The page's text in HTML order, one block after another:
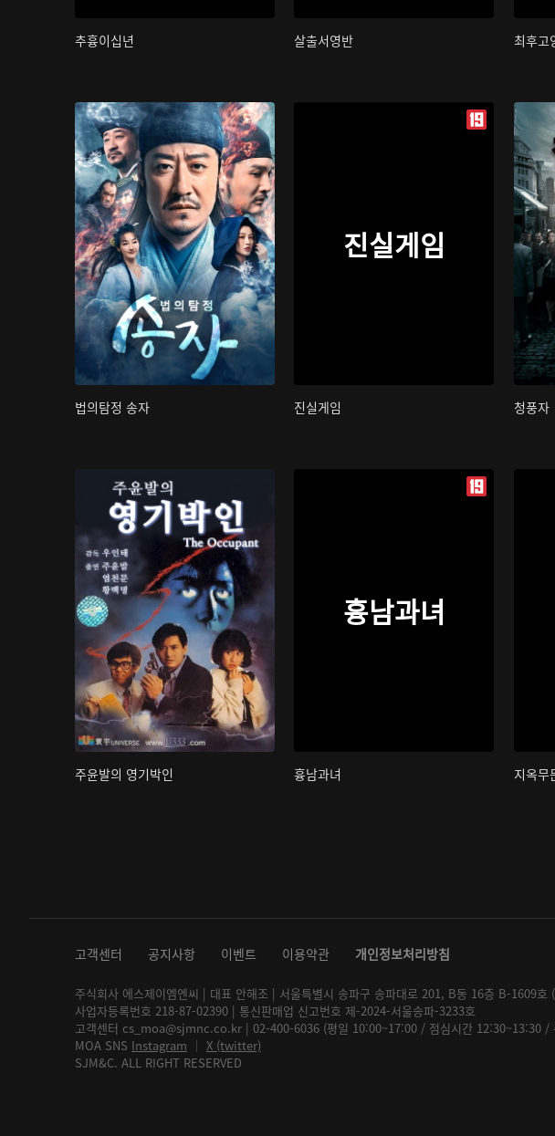
추흉이십년 살출서영반 최후고
법의탐정 송자
진실게임
진실게임 청풍자
주윤발의 영기박인
흉남과녀
흉남과녀 지옥무
고객센터 공지사항 이벤트 이용약관 개인정보처리방침
주식회사 에스제이엠엔씨 | 대표 안해조 | 서울특별시 송파구 송파대로 201, B동 16층 B-1609호
사업자등록번호 218-87-02390 | 통신판매업 신고번호 제-2024-서울송파-3233호
고객센터 cs_moa@sjmnc.co.kr | 02-400-6036 (평일 10:00~17:00 / 점심시간 12:30~13:30 /
MOA SNS Instagram │ X (twitter)
SJM&C. ALL RIGHT RESERVED